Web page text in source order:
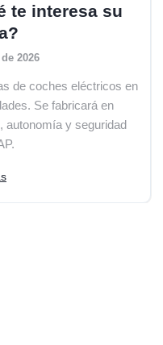
te interesa su
2026
de coches eléctricos en
Se fabricará en
autonomía y seguridad